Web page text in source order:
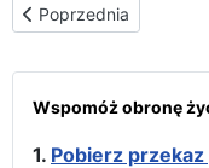
Poprzednia strona: 29
Poprzednia
Wspomóż obronę
1. Pobierz